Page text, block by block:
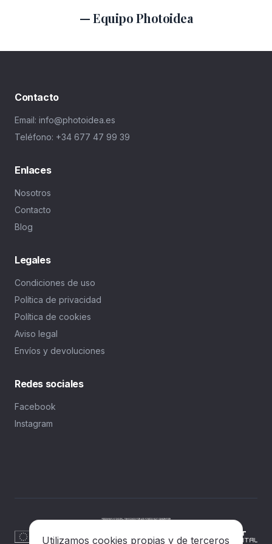
— Equipo Photoidea
Contacto
Email: info@photoidea.es
Teléfono: +34 677 47 99 39
Enlaces
Nosotros
Contacto
Blog
Legales
Condiciones de uso
Política de privacidad
Política de cookies
Aviso legal
Envíos y devoluciones
Redes sociales
Facebook
Instagram
Utilizamos cookies propias y de terceros